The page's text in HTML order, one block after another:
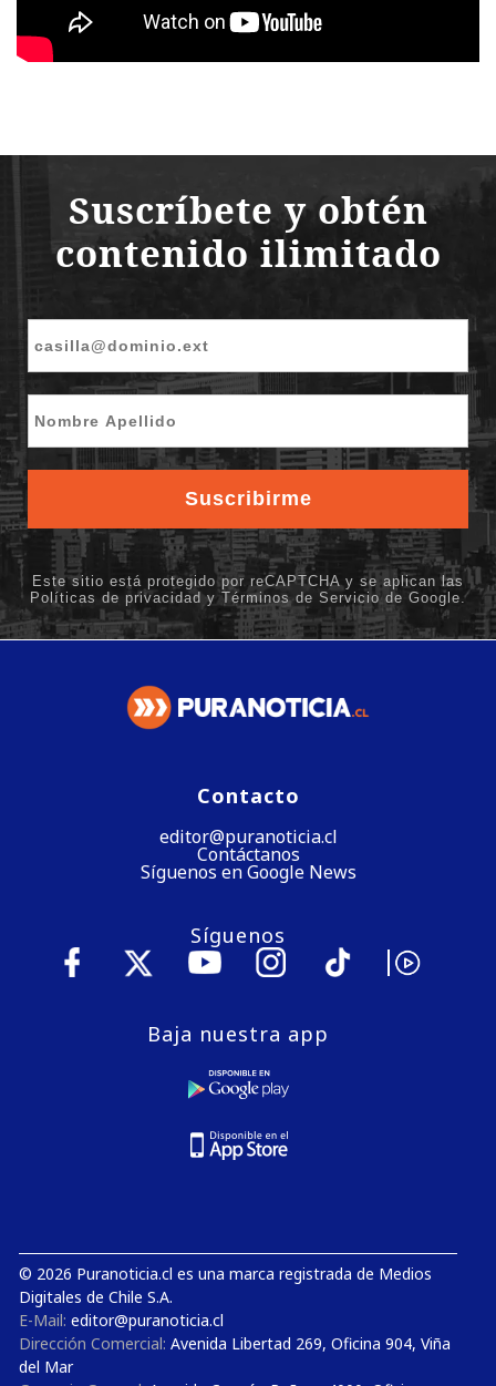
Contacto
editor@puranoticia.cl
Contáctanos
Síguenos en Google News
Síguenos
Baja nuestra app
© 2026 Puranoticia.cl es una marca registrada de Medios
Digitales de Chile S.A.
E-Mail: editor@puranoticia.cl
Dirección Comercial: Avenida Libertad 269, Oficina 904, Viña
del Mar